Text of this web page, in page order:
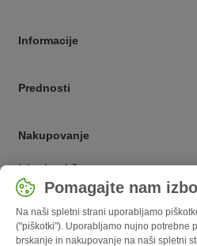
Informacije
Prednosti
Nakupovanje
Izberite državo
Slovenija / SI
Follow zooplus
Pomagajte nam
Na naši spletni strani uporabljamo
("piškotki"). Uporabljamo nujno potrebne
brskanje in nakupovanje na naši spletni